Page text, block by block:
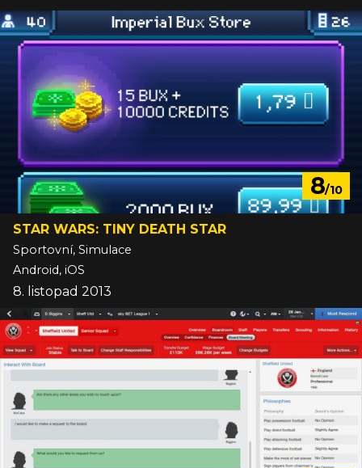
8/10
STAR WARS: TINY DEATH STAR
Sportovní, Simulace
Android, iOS
8. listopad 2013